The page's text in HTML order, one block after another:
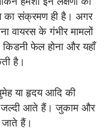
का संक्रमण ही है। अगर
वायरस के गंभीर मामलों
किडनी फेल होना और यहाँ
है।
या हृदय आदि की
में जल्दी आते हैं। जुकाम और
हैं।